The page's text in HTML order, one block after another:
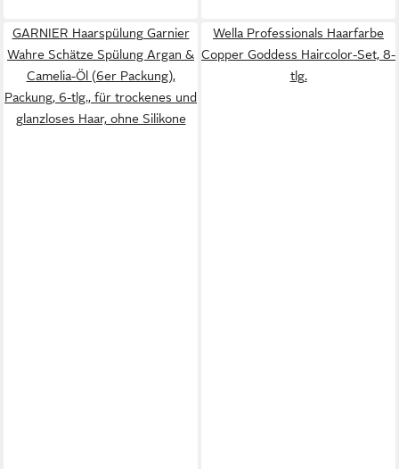
GARNIER Haarspülung Garnier
Wahre Schätze Spülung Argan &
Camelia-Öl (6er Packung),
Packung, 6-tlg., für trockenes und
glanzloses Haar, ohne Silikone
Wella Professionals Haarfarbe
Copper Goddess Haircolor-Set, 8-
tlg.